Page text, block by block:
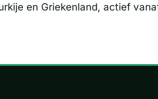
en Griekenland, actief